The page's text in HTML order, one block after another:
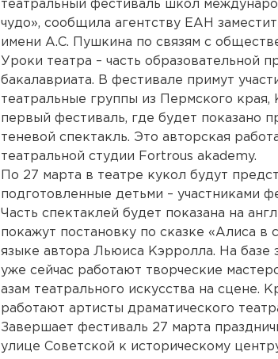
театральный фестиваль школ
чудо», сообщила агентству ЕАН
имени А.С. Пушкина по связям с
Уроки театра – часть образовательной
бакалавриата. В фестивале примут
театральные группы из Пермского
первый фестиваль, где будет показано
теневой спектакль. Это авторская
театральной студии Fortrous akademy.
По 27 марта в театре кукол будут
подготовленные детьми – участниками
Часть спектаклей будет показана на
покажут постановку по сказке «Алиса в
языке автора Льюиса Кэрролла. На базе
уже сейчас работают творческие
азам театрального искусства на сцене.
работают артисты драматического
Завершает фестиваль 27 марта
улице Советской к историческому